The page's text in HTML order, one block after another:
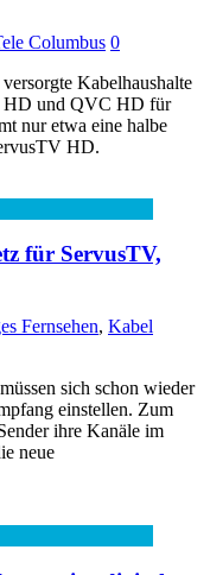
Columbus 0
Kabelhaushalte
HD und QVC HD für
nur etwa eine halbe
HD.
für ServusTV,
Fernsehen, Kabel
sich schon wieder
einstellen. Zum
ihre Kanäle im
neue